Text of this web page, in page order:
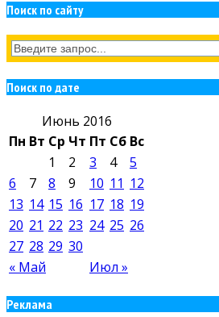
Поиск по сайту
Поиск по дате
Июнь 2016
Пн Вт Ср Чт Пт Сб Вс
« Май Июл »
1 2 3 4
5
6
7 8 9 10 11 12
13 14 15 16 17 18 19
20 21 22 23 24 25 26
27 28 29 30
Реклама